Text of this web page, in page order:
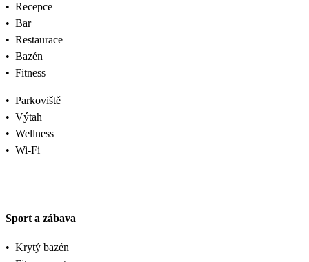
• Recepce
• Bar
• Restaurace
• Bazén
• Fitness
• Parkoviště
• Výtah
• Wellness
• Wi-Fi
Sport a zábava
• Krytý bazén